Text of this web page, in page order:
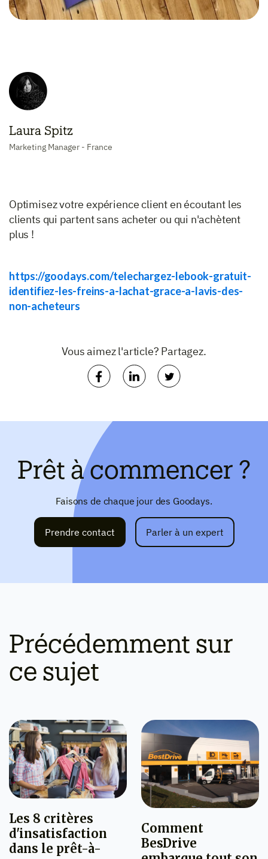
Laura Spitz
Marketing Manager - France
Optimisez votre expérience client en écoutant les
clients qui partent sans acheter ou qui n'achètent
plus !
https://goodays.com/telechargez-lebook-gratuit-
identifiez-les-freins-a-lachat-grace-a-lavis-des-
non-acheteurs
Vous aimez l'article? Partagez.
Prêt à commencer ?
Faisons de chaque jour des Goodays.
Prendre contact Parler à un expert
Précédemment sur
ce sujet
Les 8 critères
d'insatisfaction
dans le prêt-à-
Comment
BesDrive